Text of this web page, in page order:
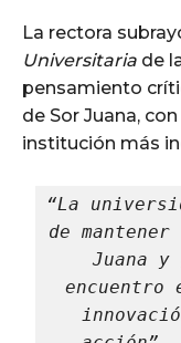
La rectora
Universitaria de
pensamiento
de Sor Juana,
institución más
“La
de
Juana y